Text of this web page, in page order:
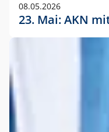
08.05.2026
23. Mai: AKN